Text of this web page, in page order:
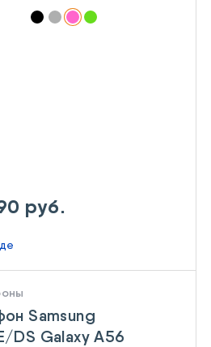
руб.
Samsung
DS Galaxy A56